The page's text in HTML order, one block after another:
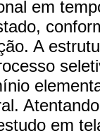
em
A
em